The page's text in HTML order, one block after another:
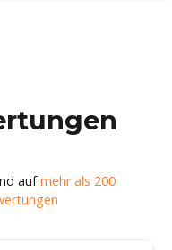
aufmehr als 200